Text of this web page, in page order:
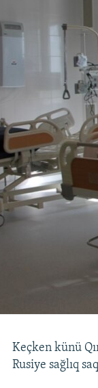
Keçken künü
Rusiye sağlıq